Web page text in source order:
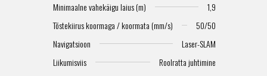
Minimaalne vahekäigu laius (m)
1,9
Tõstekiirus koormaga / koormata (mm/s)
50/50
Navigatsioon
Laser-SLAM
Liikumisviis
Roolratta juhtimine